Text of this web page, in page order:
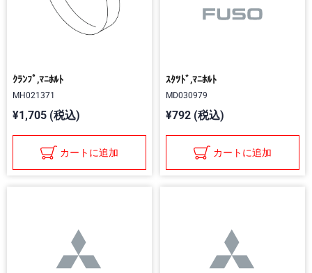
ｸﾗﾝﾌﾟ,ﾏﾆﾎﾙﾄ
MH021371
¥1,705 (税込)
カートに追加
ｽﾀﾂﾄﾞ,ﾏﾆﾎﾙﾄ
MD030979
¥792 (税込)
カートに追加